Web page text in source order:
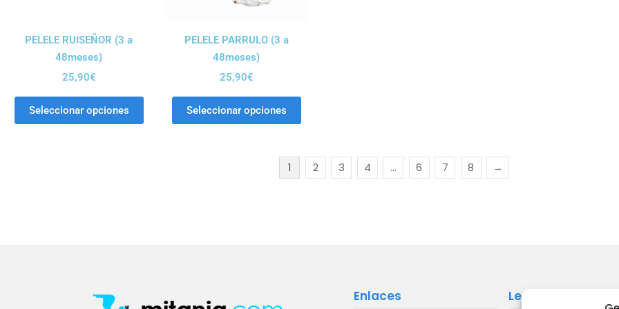
PELELE RUISEÑOR (3 a
48meses)
25,90€
Seleccionar opciones
PELELE PARRULO (3 a
48meses)
25,90€
Seleccionar opciones
1 2 3 4 … 6 7 8 →
Enlaces Legal